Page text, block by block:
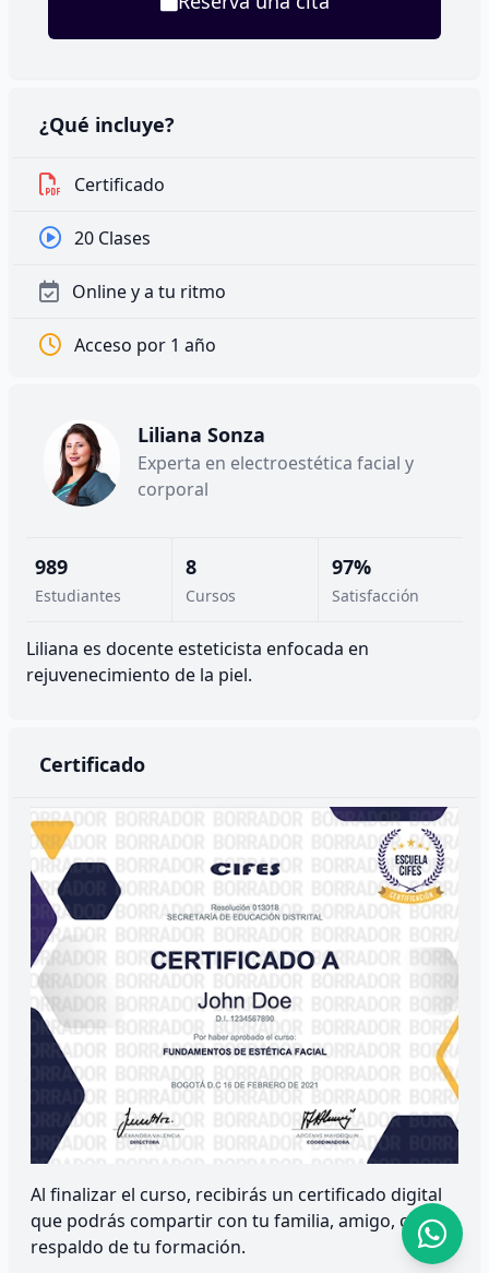
¿Qué incluye?
Certificado
20 Clases
Online y a tu ritmo
Acceso por 1 año
Liliana Sonza
Experta en electroestética facial y
corporal
989
Estudiantes
8
Cursos
97%
Satisfacción
Liliana es docente esteticista enfocada en
rejuvenecimiento de la piel.
Certificado
Al finalizar el curso, recibirás un certificado digital
que podrás compartir con tu familia, amigo, como
respaldo de tu formación.